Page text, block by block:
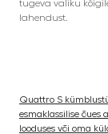
tugeva valiku
lahendust.
Quattro S
esmaklassilise õues
looduses või oma